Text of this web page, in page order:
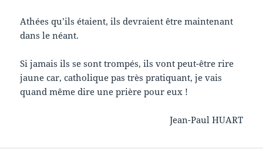
Athées qu’ils étaient, ils devraient être maintenant
dans le néant.
Si jamais ils se sont trompés, ils vont peut-être rire
jaune car, catholique pas très pratiquant, je vais
quand même dire une prière pour eux !
Jean-Paul HUART